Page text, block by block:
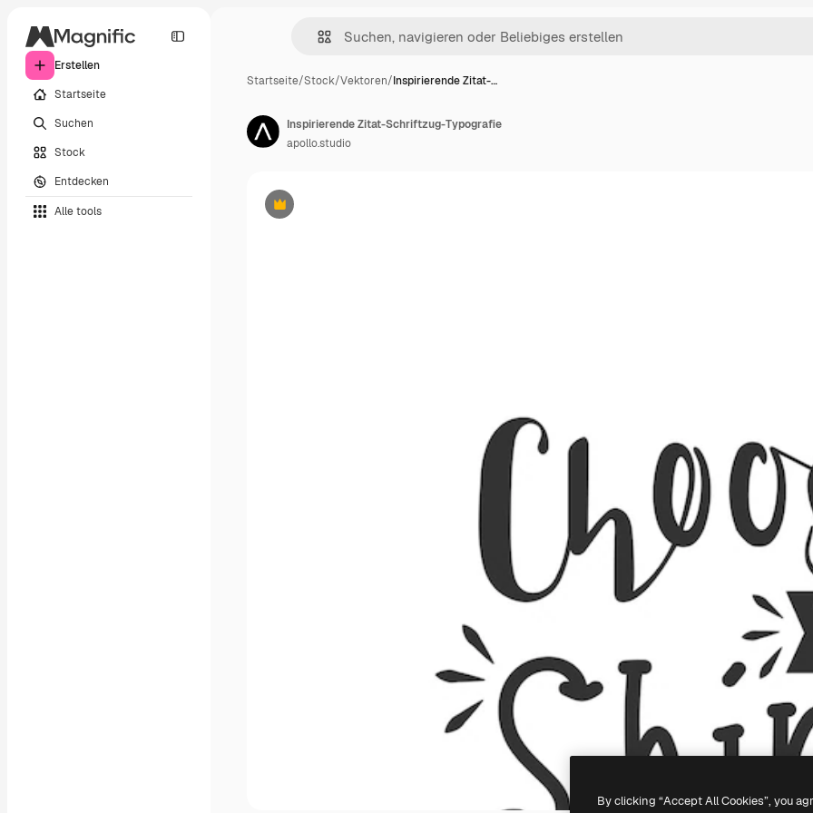
Erstellen
Startseite
Suchen
Stock
Entdecken
Alle tools
Startseite/Stock/Vektoren/Inspirierende Zitat-…
Premium
Inspirierende Zitat-Schriftzug-Typografie
apollo.studio
By clicking “Accept All Cookies”, you